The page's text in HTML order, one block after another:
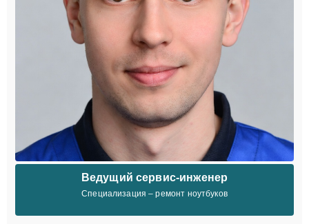
Ведущий сервис-инженер
Специализация – ремонт ноутбуков